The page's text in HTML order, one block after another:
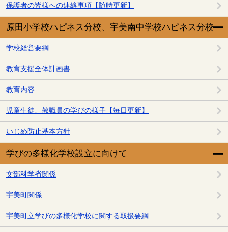
保護者の皆様への連絡事項【随時更新】
原田小学校ハピネス分校、宇美南中学校ハピネス分校
学校経営要綱
教育支援全体計画書
教育内容
児童生徒、教職員の学びの様子【毎日更新】
いじめ防止基本方針
学びの多様化学校設立に向けて
文部科学省関係
宇美町関係
宇美町立学びの多様化学校に関する取扱要綱